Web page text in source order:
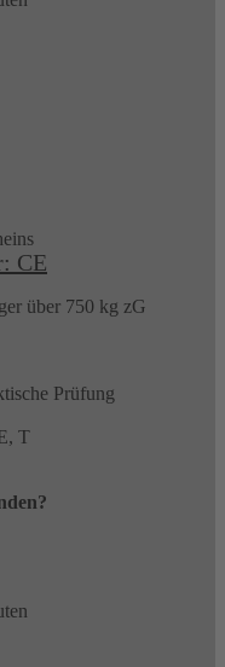
CE
über 750 kg zG
Prüfung
T